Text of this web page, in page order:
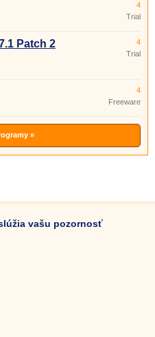
4
Trial
Patch 2
4
Trial
4
Freeware
»
vašu pozornosť